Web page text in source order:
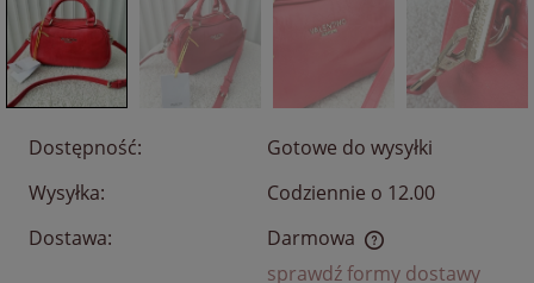
Dostępność:
Gotowe do wysyłki
Wysyłka:
Codziennie o 12.00
Dostawa:
Darmowa
Cena nie zawiera ewentualnych kosztów płatności
sprawdź formy dostawy